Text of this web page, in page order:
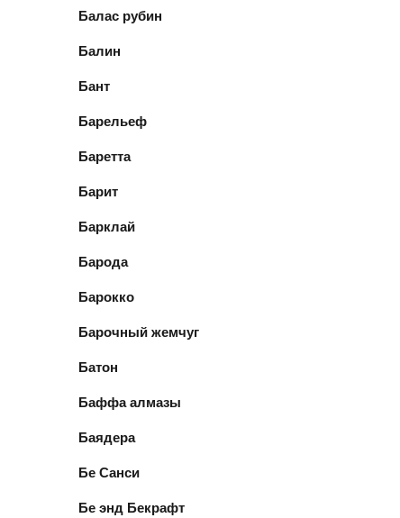
Балас рубин
Балин
Бант
Барельеф
Баретта
Барит
Барклай
Барода
Барокко
Барочный жемчуг
Батон
Баффа алмазы
Баядера
Бе Санси
Бе энд Бекрафт